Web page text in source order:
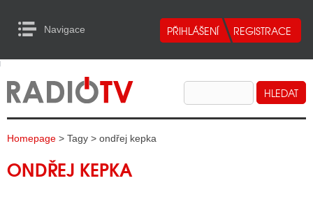
Navigace
RADIA
TELEVIZE
INTERNET
TISK
to Content
Homepage > Tagy > ondřej kepka
ONDŘEJ KEPKA